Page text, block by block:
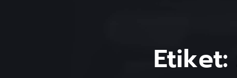
Etiket: